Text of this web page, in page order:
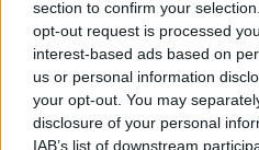
section to confirm your
opt-out request is processed
interest-based ads based on
us or personal information
your opt-out. You may
disclosure of your personal
IAB’s list of downstream
Plus d’estime de soi :
minuscule, renforce la
Résultats durables :Ce
lentement s’inscrit plus
temps.